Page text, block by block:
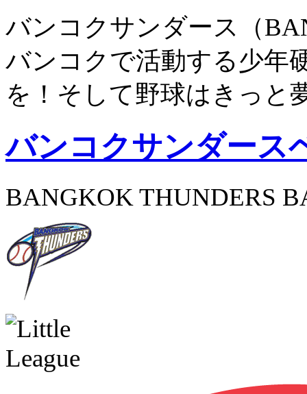
バンコクサンダース（
バンコクで活動する少年
を！そして野球はきっと
バンコクサンダース
BANGKOK THUNDERS